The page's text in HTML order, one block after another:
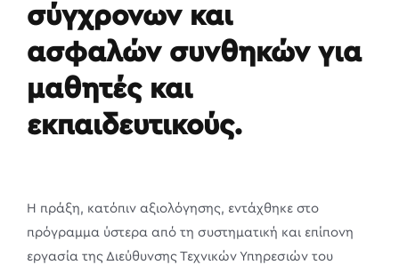
σύγχρονων και
ασφαλών συνθηκών για
μαθητές και
εκπαιδευτικούς.
Η πράξη, κατόπιν αξιολόγησης, εντάχθηκε στο
πρόγραμμα ύστερα από τη συστηματική και επίπονη
εργασία της Διεύθυνσης Τεχνικών Υπηρεσιών του